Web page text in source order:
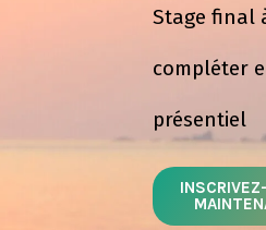
Stage final
compléter
présentiel